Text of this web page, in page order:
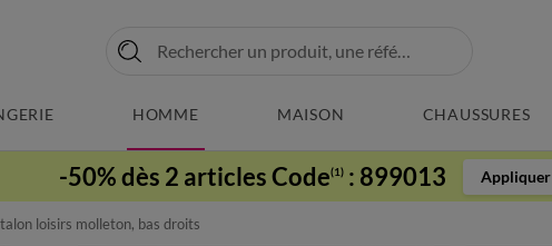
HOMME MAISON CHAUSSURES
-50% dès 2 articles Code(1) : 899013 Appliquer
loisirs molleton, bas droits